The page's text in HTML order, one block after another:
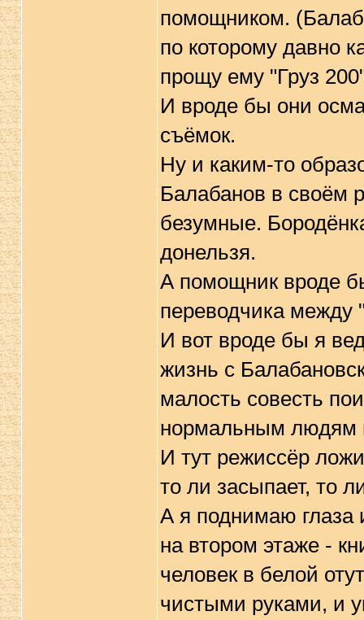
помощником.
по которому давно
прощу ему "Груз
И вроде бы они
съёмок.
Ну и каким-то
Балабанов в своём
безумные.
донельзя.
А помощник вроде
переводчика
И вот вроде бы я
жизнь с
малость совесть
нормальным людям
И тут режиссёр
то ли засыпает, то
А я поднимаю глаза
на втором этаже -
человек в белой
чистыми руками, и